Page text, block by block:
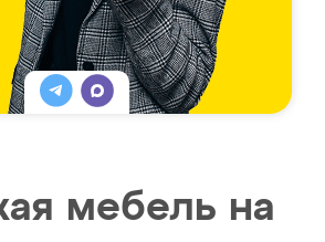
мебель на